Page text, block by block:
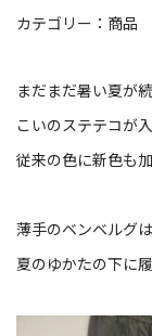
カテゴリー： 商品
まだまだ暑い夏が
こいのステテコが
従来の色に新色も
薄手のベンベルグ
夏のゆかたの下に